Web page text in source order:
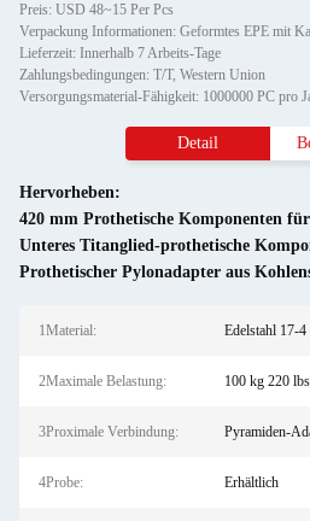
Preis: USD 48~15 Per Pcs
Verpackung Informationen: Geformtes EPE mit
Lieferzeit: Innerhalb 7 Arbeits-Tage
Zahlungsbedingungen: T/T, Western Union
Versorgungsmaterial-Fähigkeit: 1000000 PC pro
Detail
Hervorheben:
420 mm Prothetische Komponenten
Unteres Titanglied-prothetische
Prothetischer Pylonadapter aus
1Material: Edelstahl 17-
2Maximale Belastung: 100 kg 220
3Proximale Verbindung: Pyramiden-
4Probe: Erhältlich